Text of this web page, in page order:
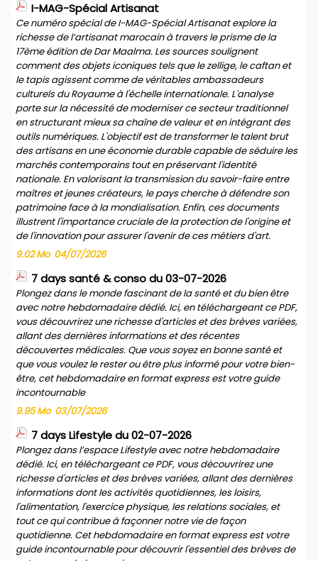
I-MAG-Spécial Artisanat
Ce numéro spécial de I-MAG-Spécial Artisanat explore la
richesse de l’artisanat marocain à travers le prisme de la
17ème édition de Dar Maalma. Les sources soulignent
comment des objets iconiques tels que le zellige, le caftan et
le tapis agissent comme de véritables ambassadeurs
culturels du Royaume à l'échelle internationale. L'analyse
porte sur la nécessité de moderniser ce secteur traditionnel
en structurant mieux sa chaîne de valeur et en intégrant des
outils numériques. L'objectif est de transformer le talent brut
des artisans en une économie durable capable de séduire les
marchés contemporains tout en préservant l'identité
nationale. En valorisant la transmission du savoir-faire entre
maîtres et jeunes créateurs, le pays cherche à défendre son
patrimoine face à la mondialisation. Enfin, ces documents
illustrent l'importance cruciale de la protection de l'origine et
de l'innovation pour assurer l'avenir de ces métiers d'art.
9.02 Mo 04/07/2026
7 days santé & conso du 03-07-2026
Plongez dans le monde fascinant de la santé et du bien être
avec notre hebdomadaire dédié. Ici, en téléchargeant ce PDF,
vous découvrirez une richesse d'articles et des brèves variées,
allant des dernières informations et des récentes
découvertes médicales. Que vous soyez en bonne santé et
que vous voulez le rester ou être plus informé pour votre bien-
être, cet hebdomadaire en format express est votre guide
incontournable
9.95 Mo 03/07/2026
7 days Lifestyle du 02-07-2026
Plongez dans l’espace Lifestyle avec notre hebdomadaire
dédié. Ici, en téléchargeant ce PDF, vous découvrirez une
richesse d'articles et des brèves variées, allant des dernières
informations dont les activités quotidiennes, les loisirs,
l'alimentation, l'exercice physique, les relations sociales, et
tout ce qui contribue à façonner notre vie de façon
quotidienne. Cet hebdomadaire en format express est votre
guide incontournable pour découvrir l'essentiel des brèves de